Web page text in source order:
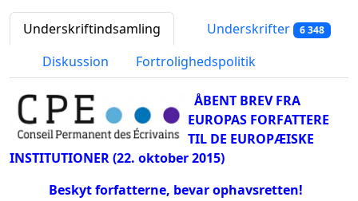
Underskriftindsamling Underskrifter 6 348
Diskussion Fortrolighedspolitik
ÅBENT BREV FRA
EUROPAS FORFATTERE
TIL DE EUROPÆISKE
INSTITUTIONER (22. oktober 2015)
Beskyt forfatterne, bevar ophavsretten!